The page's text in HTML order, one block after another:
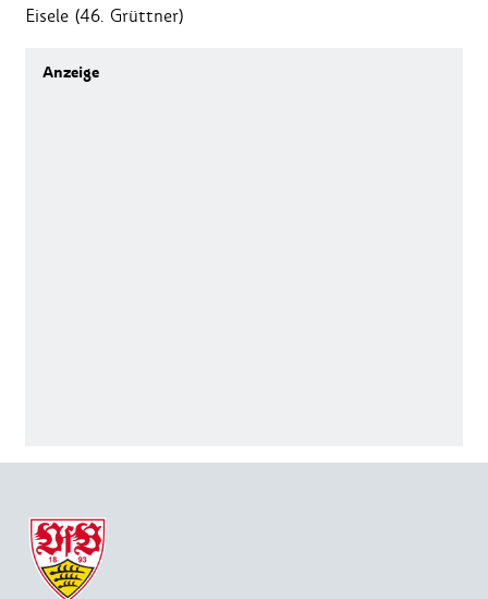
Eisele (46. Grüttner)